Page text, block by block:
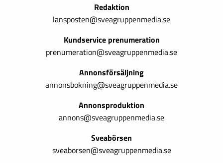
Redaktion
lansposten@sveagruppenmedia.se
Kundservice prenumeration
prenumeration@sveagruppenmedia.se
Annonsförsäljning
annonsbokning@sveagruppenmedia.se
Annonsproduktion
annons@sveagruppenmedia.se
Sveabörsen
sveaborsen@sveagruppenmedia.se